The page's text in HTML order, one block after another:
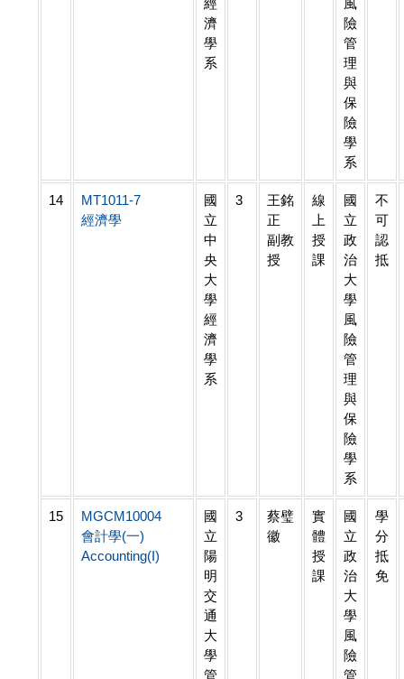
經
濟
學
系
風
險
管
理
與
保
險
學
系
14
MT1011-7
經濟學
國
立
中
央
大
學
經
濟
學
系
3
王銘
正
副教
授
線
上
授
課
國
立
政
治
大
學
風
險
管
理
與
保
險
學
系
不
可
認
抵
15
MGCM10004
會計學(一)
Accounting(I)
國
立
陽
明
交
通
大
學
管
3
蔡璧
徽
實
體
授
課
國
立
政
治
大
學
風
險
管
學
分
抵
免